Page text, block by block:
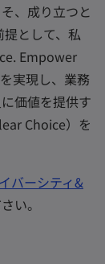
、成り立つと
提として、私
Empower
実現し、業務
価値を提供す
Choice）を
バーシティ&
い。